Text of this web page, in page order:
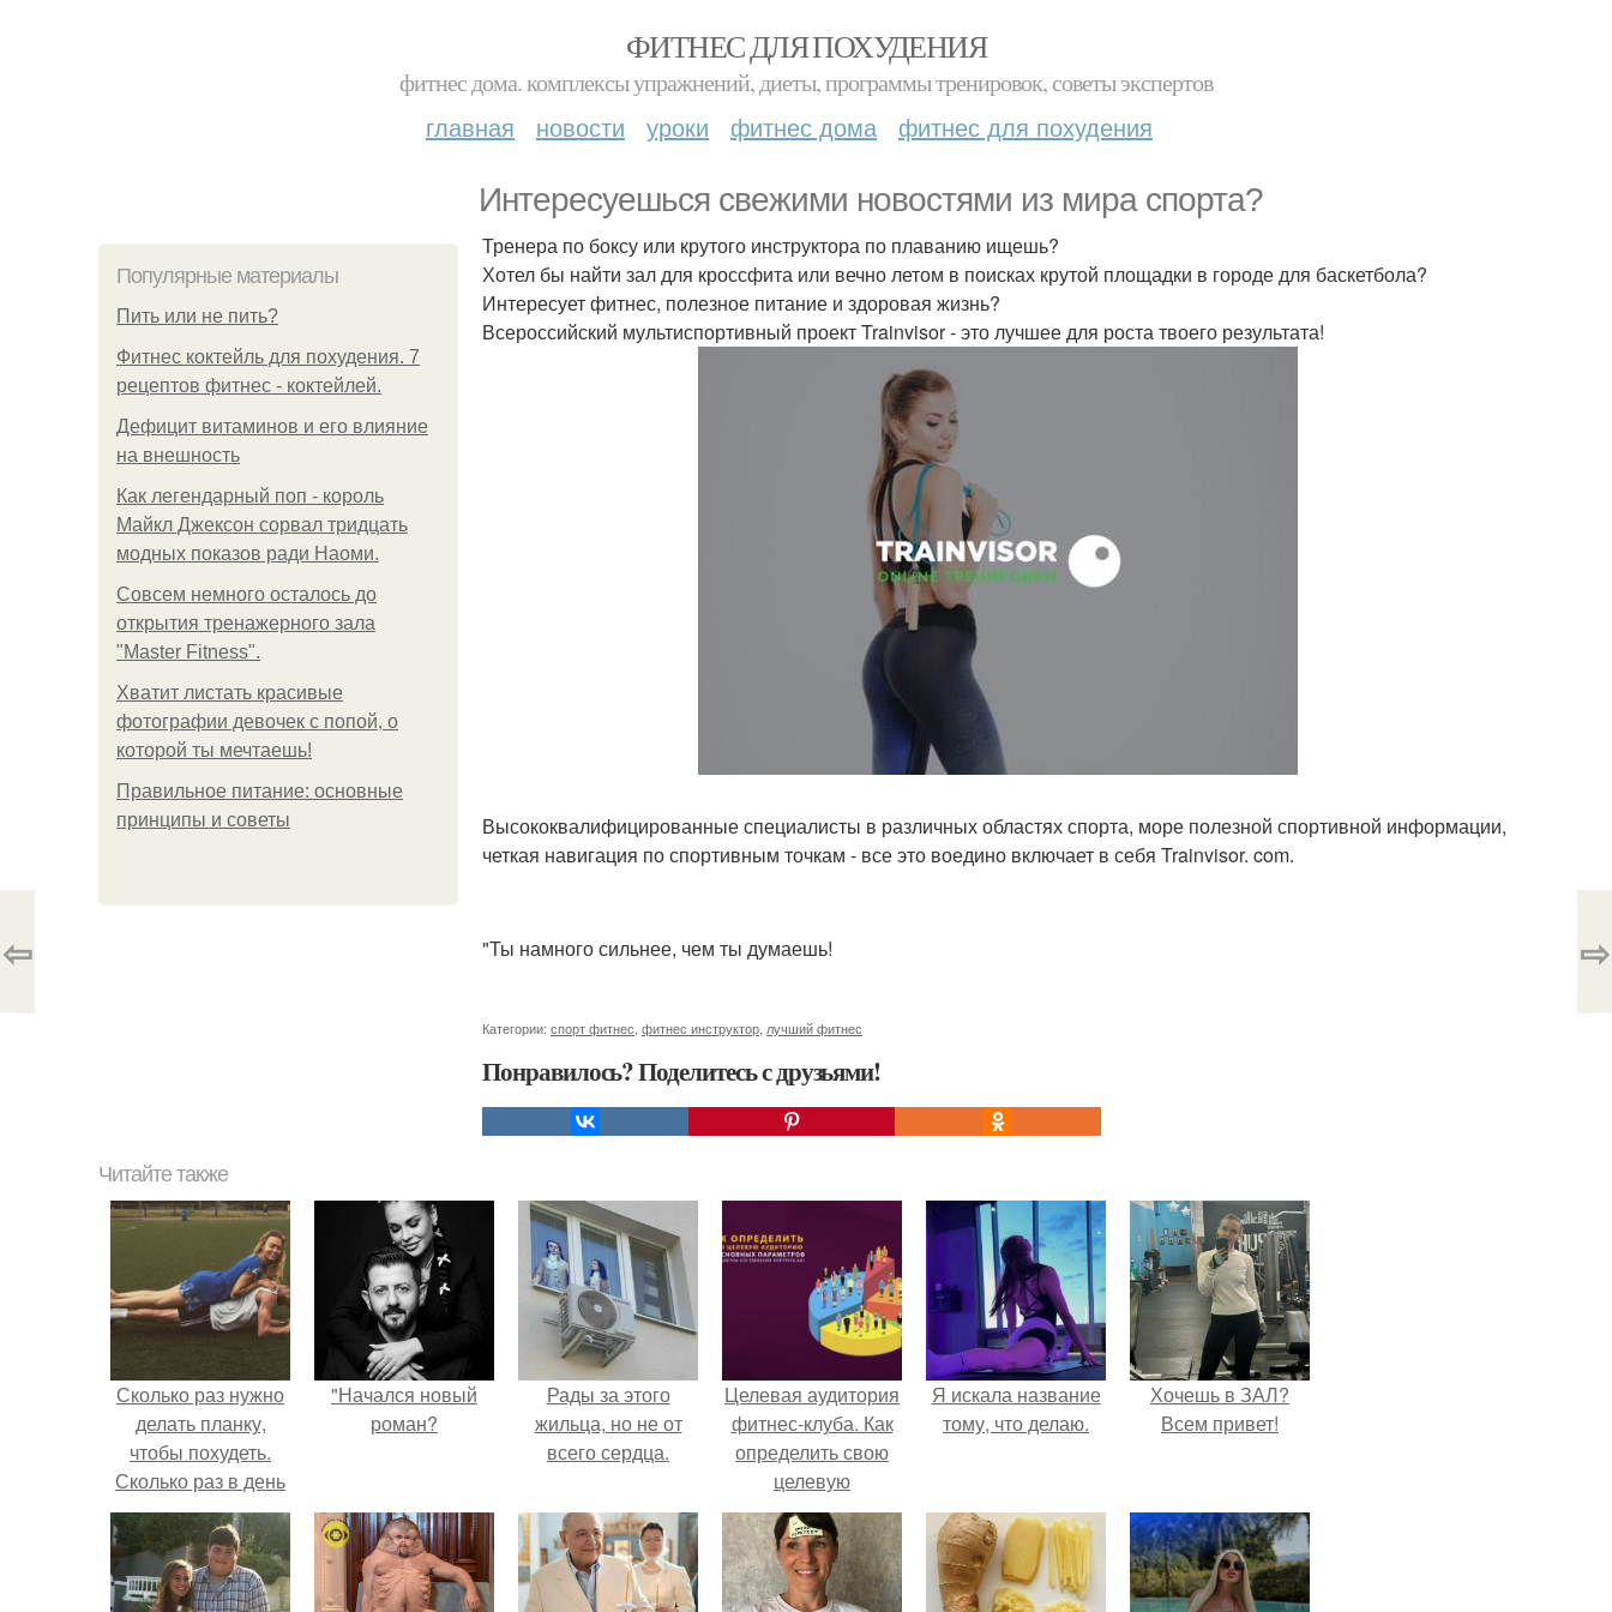
ФИТНЕС ДЛЯ ПОХУДЕНИЯ
фитнес дома. комплексы упражнений, диеты, программы тренировок, советы экспертов
главная новости уроки фитнес дома фитнес для похудения
Интересуешься свежими новостями из мира спорта?
Популярные материалы
Пить или не пить?
Фитнес коктейль для похудения. 7
рецептов фитнес - коктейлей.
Дефицит витаминов и его влияние
на внешность
Как легендарный поп - король
Майкл Джексон сорвал тридцать
модных показов ради Наоми.
Совсем немного осталось до
открытия тренажерного зала
"Master Fitness".
Хватит листать красивые
фотографии девочек с попой, о
которой ты мечтаешь!
Правильное питание: основные
принципы и советы
Тренера по боксу или крутого инструктора по плаванию ищешь?
Хотел бы найти зал для кроссфита или вечно летом в поисках крутой площадки в городе для баскетбола?
Интересует фитнес, полезное питание и здоровая жизнь?
Всероссийский мультиспортивный проект Trainvisor - это лучшее для роста твоего результата!
Высококвалифицированные специалисты в различных областях спорта, море полезной спортивной информации,
четкая навигация по спортивным точкам - все это воедино включает в себя Trainvisor. com.
"Ты намного сильнее, чем ты думаешь!
Категории: спорт фитнес фитнес инструктор лучший фитнес
Понравилось? Поделитесь с друзьями!
⇦ ⇨
Читайте также
Сколько раз нужно
делать планку,
чтобы похудеть.
Сколько раз в день
делать планку —,
чтобы был
результат для
похудения
"Начался новый
роман?
Рады за этого
жильца, но не от
всего сердца.
Целевая аудитория
фитнес-клуба. Как
определить свою
целевую
аудиторию: 11
основных
параметров (
параметры
Я искала название
тому, что делаю.
Хочешь в ЗАЛ?
Всем привет!